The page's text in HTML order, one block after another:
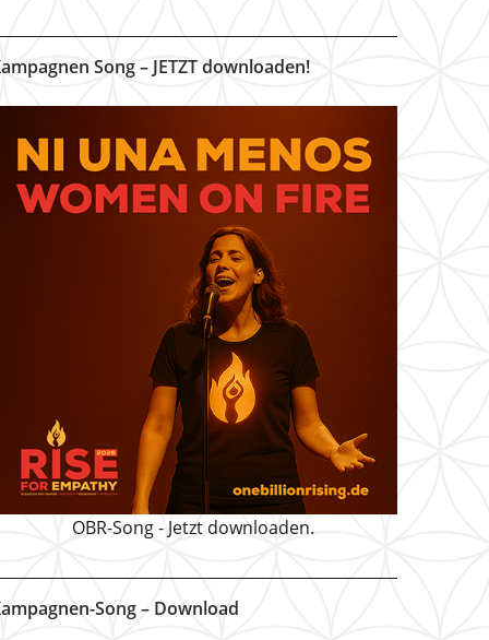
Song – JETZT downloaden!
OBR-Song - Jetzt downloaden.
Song – Download